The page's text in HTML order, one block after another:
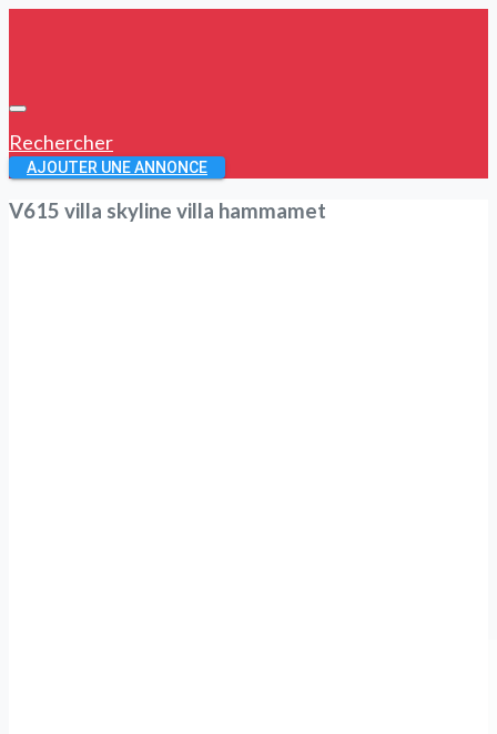
Rechercher
AJOUTER UNE ANNONCE
V615 villa skyline villa hammamet